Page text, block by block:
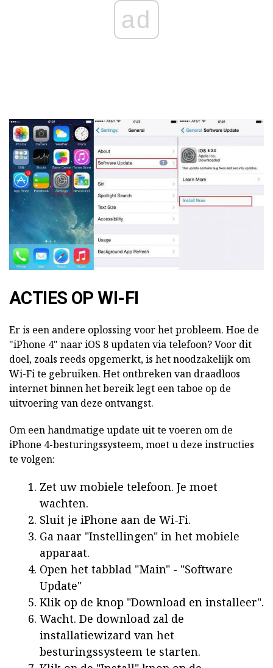
ad
ACTIES OP WI-FI
Er is een andere oplossing voor het probleem. Hoe de
"iPhone 4" naar iOS 8 updaten via telefoon? Voor dit
doel, zoals reeds opgemerkt, is het noodzakelijk om
Wi-Fi te gebruiken. Het ontbreken van draadloos
internet binnen het bereik legt een taboe op de
uitvoering van deze ontvangst.
Om een handmatige update uit te voeren om de
iPhone 4-besturingssysteem, moet u deze instructies
te volgen:
Zet uw mobiele telefoon. Je moet
wachten.
Sluit je iPhone aan de Wi-Fi.
Ga naar "Instellingen" in het mobiele
apparaat.
Open het tabblad "Main" - "Software
Update"
Klik op de knop "Download en installeer".
Wacht. De download zal de
installatiewizard van het
besturingssysteem te starten.